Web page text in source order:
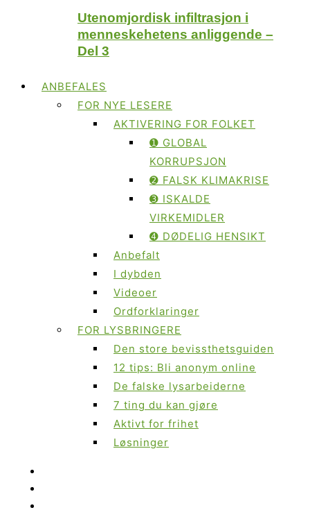
Utenomjordisk infiltrasjon i
menneskehetens anliggende –
Del 3
ANBEFALES
FOR NYE LESERE
AKTIVERING FOR FOLKET
➊ GLOBAL
KORRUPSJON
➋ FALSK KLIMAKRISE
➌ ISKALDE
VIRKEMIDLER
➍ DØDELIG HENSIKT
Anbefalt
I dybden
Videoer
Ordforklaringer
FOR LYSBRINGERE
Den store bevissthetsguiden
12 tips: Bli anonym online
De falske lysarbeiderne
7 ting du kan gjøre
Aktivt for frihet
Løsninger